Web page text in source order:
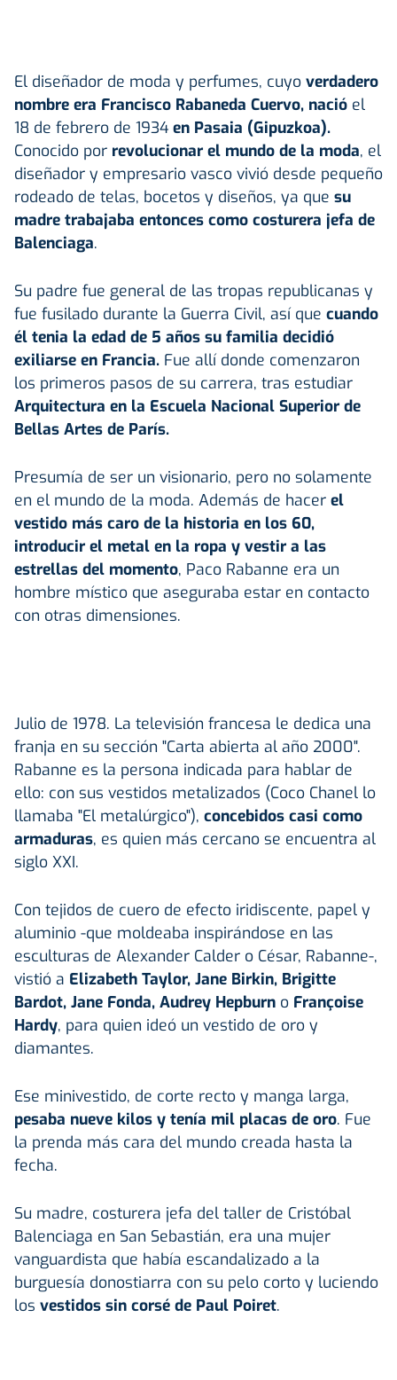
El diseñador de moda y perfumes, cuyo verdadero
nombre era Francisco Rabaneda Cuervo, nació el
18 de febrero de 1934 en Pasaia (Gipuzkoa).
Conocido por revolucionar el mundo de la moda, el
diseñador y empresario vasco vivió desde pequeño
rodeado de telas, bocetos y diseños, ya que su
madre trabajaba entonces como costurera jefa de
Balenciaga.
Su padre fue general de las tropas republicanas y
fue fusilado durante la Guerra Civil, así que cuando
él tenia la edad de 5 años su familia decidió
exiliarse en Francia. Fue allí donde comenzaron
los primeros pasos de su carrera, tras estudiar
Arquitectura en la Escuela Nacional Superior de
Bellas Artes de París.
Presumía de ser un visionario, pero no solamente
en el mundo de la moda. Además de hacer el
vestido más caro de la historia en los 60,
introducir el metal en la ropa y vestir a las
estrellas del momento, Paco Rabanne era un
hombre místico que aseguraba estar en contacto
con otras dimensiones.
Julio de 1978. La televisión francesa le dedica una
franja en su sección "Carta abierta al año 2000".
Rabanne es la persona indicada para hablar de
ello: con sus vestidos metalizados (Coco Chanel lo
llamaba "El metalúrgico"), concebidos casi como
armaduras, es quien más cercano se encuentra al
siglo XXI.
Con tejidos de cuero de efecto iridiscente, papel y
aluminio -que moldeaba inspirándose en las
esculturas de Alexander Calder o César, Rabanne-,
vistió a Elizabeth Taylor, Jane Birkin, Brigitte
Bardot, Jane Fonda, Audrey Hepburn o Françoise
Hardy, para quien ideó un vestido de oro y
diamantes.
Ese minivestido, de corte recto y manga larga,
pesaba nueve kilos y tenía mil placas de oro. Fue
la prenda más cara del mundo creada hasta la
fecha.
Su madre, costurera jefa del taller de Cristóbal
Balenciaga en San Sebastián, era una mujer
vanguardista que había escandalizado a la
burguesía donostiarra con su pelo corto y luciendo
los vestidos sin corsé de Paul Poiret.